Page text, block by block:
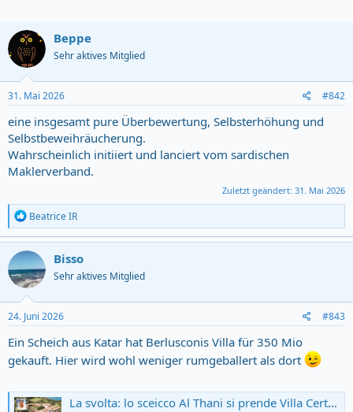
Beppe
Sehr aktives Mitglied
31. Mai 2026 #842
eine insgesamt pure Überbewertung, Selbsterhöhung und
Selbstbeweihräucherung.
Wahrscheinlich initiiert und lanciert vom sardischen
Maklerverband.
Zuletzt geändert: 31. Mai 2026
R
e
a
c
t
i
o
n
s
:
Beatrice IR
Bisso
Sehr aktives Mitglied
24. Juni 2026 #843
Ein Scheich aus Katar hat Berlusconis Villa für 350 Mio
gekauft. Hier wird wohl weniger rumgeballert als dort
La svolta: lo sceicco Al Thani si prende Villa Certosa, finisce l’era dei Berlusconi – Il prezzo e chi sono i nuovi proprietari